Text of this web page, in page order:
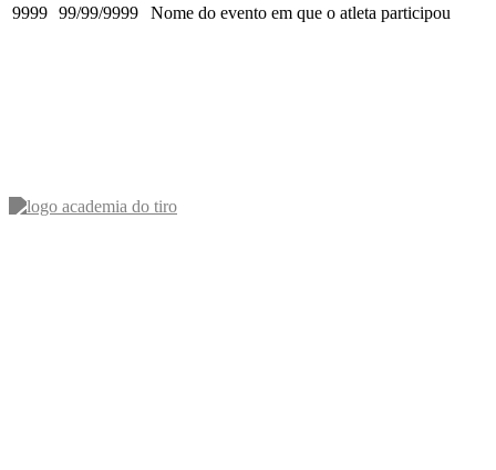
9999 99/99/9999 Nome do evento em que o atleta participou